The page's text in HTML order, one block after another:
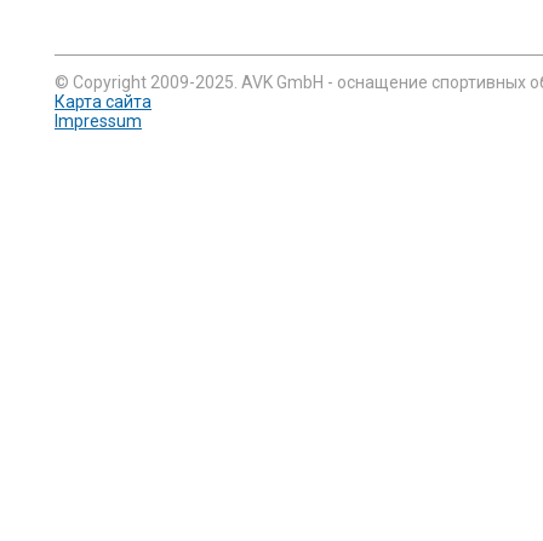
© Copyright 2009-2025. AVK GmbH - оснащение спортивных
Карта сайта
Impressum